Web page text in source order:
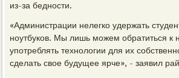
из-за бедности.
«Администрации нелегко удержать
ноутбуков. Мы лишь можем обратиться к
употреблять технологии для их
сделать свое будущее ярче», - заявил